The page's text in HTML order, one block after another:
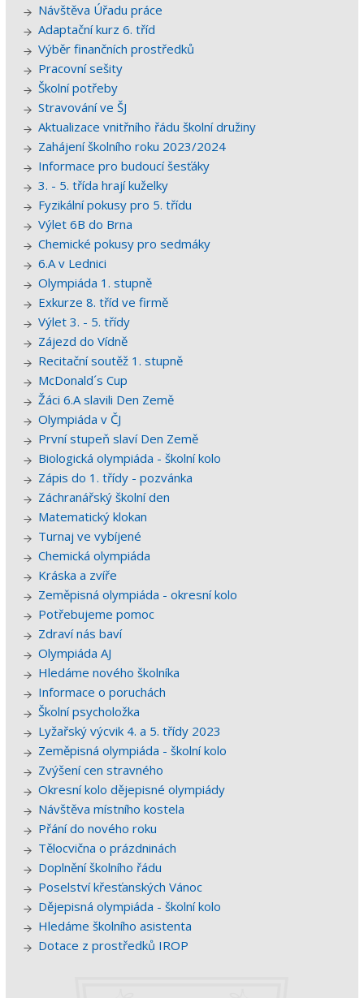
Návštěva Úřadu práce
Adaptační kurz 6. tříd
Výběr finančních prostředků
Pracovní sešity
Školní potřeby
Stravování ve ŠJ
Aktualizace vnitřního řádu školní družiny
Zahájení školního roku 2023/2024
Informace pro budoucí šesťáky
3. - 5. třída hrají kuželky
Fyzikální pokusy pro 5. třídu
Výlet 6B do Brna
Chemické pokusy pro sedmáky
6.A v Lednici
Olympiáda 1. stupně
Exkurze 8. tříd ve firmě
Výlet 3. - 5. třídy
Zájezd do Vídně
Recitační soutěž 1. stupně
McDonald´s Cup
Žáci 6.A slavili Den Země
Olympiáda v ČJ
První stupeň slaví Den Země
Biologická olympiáda - školní kolo
Zápis do 1. třídy - pozvánka
Záchranářský školní den
Matematický klokan
Turnaj ve vybíjené
Chemická olympiáda
Kráska a zvíře
Zeměpisná olympiáda - okresní kolo
Potřebujeme pomoc
Zdraví nás baví
Olympiáda AJ
Hledáme nového školníka
Informace o poruchách
Školní psycholožka
Lyžařský výcvik 4. a 5. třídy 2023
Zeměpisná olympiáda - školní kolo
Zvýšení cen stravného
Okresní kolo dějepisné olympiády
Návštěva místního kostela
Přání do nového roku
Tělocvična o prázdninách
Doplnění školního řádu
Poselství křesťanských Vánoc
Dějepisná olympiáda - školní kolo
Hledáme školního asistenta
Dotace z prostředků IROP